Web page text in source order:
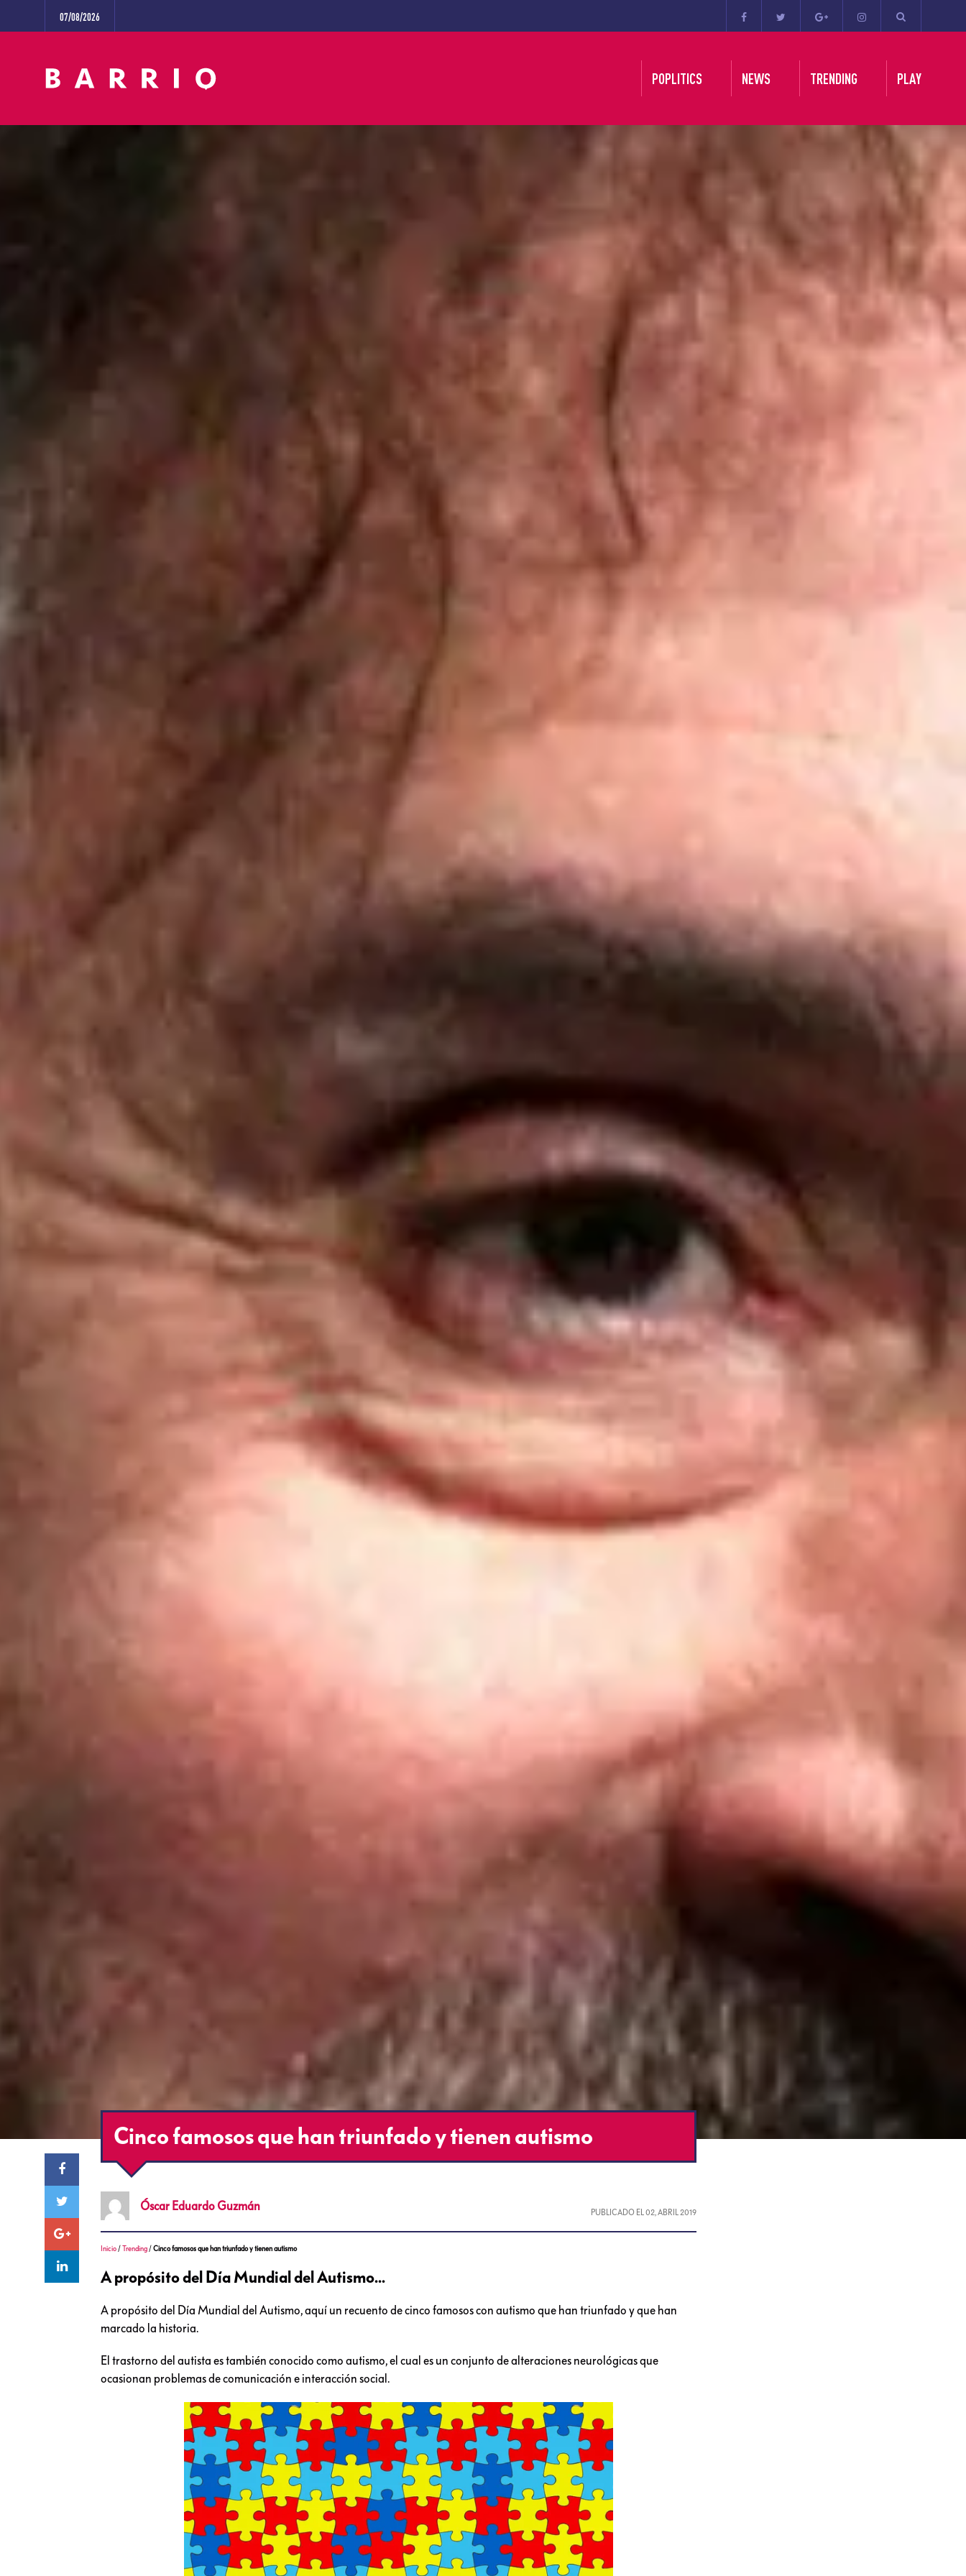
07/08/2026
POPLITICS NEWS TRENDING PLAY
Cinco famosos que han triunfado y tienen autismo
Óscar Eduardo Guzmán PUBLICADO EL02, ABRIL 2019
Inicio/ Trending/Cinco famosos que han triunfado y tienen autismo
A propósito del Día Mundial del Autismo...
A propósito del Día Mundial del Autismo, aquí un recuento de cinco famosos con autismo que han triunfado y que han
marcado la historia.
El trastorno del autista es también conocido como autismo, el cual es un conjunto de alteraciones neurológicas que
ocasionan problemas de comunicación e interacción social.